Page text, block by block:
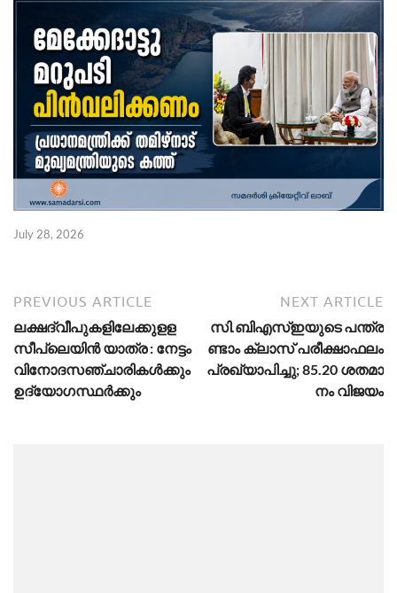
July 28, 2026
PREVIOUS ARTICLE
ല​​​​ക്ഷദ്വീ​​​​പു​​​​ക​​​​ളി​​​​ലേ​​​​ക്കുളള
സീ​​​​പ്ലെ​​​​യി​​​​ന്‍ യാത്ര : നേട്ടം
വി​​​​നോ​​​​ദസ​​​​ഞ്ചാ​​​​രി​​​​ക​​​​ള്‍​ക്കും
ഉ​​​​ദ്യോ​​​​ഗ​​​​സ്ഥ​​​​ര്‍​ക്കും
NEXT ARTICLE
സി.​​​ബി​​​എ​​​സ്ഇ​​​യു​​​ടെ പ​​​ന്ത്ര​​​
ണ്ടാം ക്ലാ​​​സ് പ​​​രീ​​​ക്ഷാ​​​ഫ​​​ലം
പ്ര​​​ഖ്യാ​​​പി​​​ച്ചു; 85.20 ശ​​​ത​​​മാ​​​
നം വിജയം